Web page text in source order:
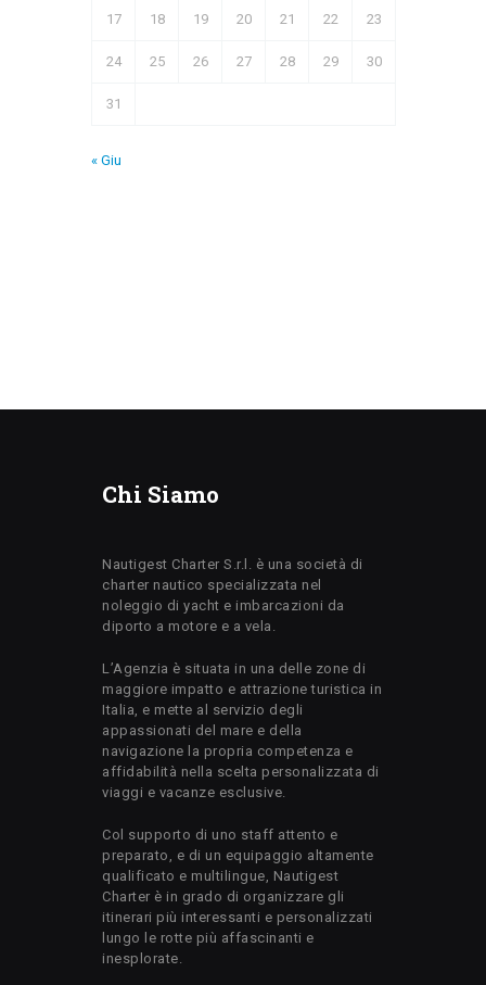
17 18 19 20 21 22 23
24 25 26 27 28 29 30
31
« Giu
Chi Siamo
Nautigest Charter S.r.l. è una società di
charter nautico specializzata nel
noleggio di yacht e imbarcazioni da
diporto a motore e a vela.
L’Agenzia è situata in una delle zone di
maggiore impatto e attrazione turistica in
Italia, e mette al servizio degli
appassionati del mare e della
navigazione la propria competenza e
affidabilità nella scelta personalizzata di
viaggi e vacanze esclusive.
Col supporto di uno staff attento e
preparato, e di un equipaggio altamente
qualificato e multilingue, Nautigest
Charter è in grado di organizzare gli
itinerari più interessanti e personalizzati
lungo le rotte più affascinanti e
inesplorate.